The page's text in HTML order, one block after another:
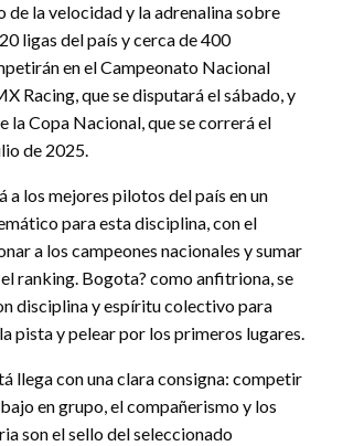
de la velocidad y la adrenalina sobre
ligas del país y cerca de 400
en el Campeonato Nacional
Racing, que se disputará el sábado, y
la Copa Nacional, que se correrá el
de 2025.
a los mejores pilotos del país en un
para esta disciplina, con el
a los campeones nacionales y sumar
ranking. Bogota? como anfitriona, se
disciplina y espíritu colectivo para
pista y pelear por los primeros lugares.
llega con una clara consigna: competir
en grupo, el compañerismo y los
son el sello del seleccionado